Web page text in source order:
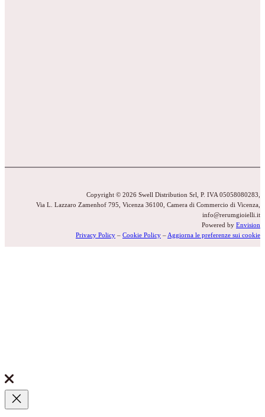
Copyright © 2026 Swell Distribution Srl, P. IVA 05058080283,
Via L. Lazzaro Zamenhof 795, Vicenza 36100, Camera di Commercio di Vicenza,
info@rerumgioielli.it
Powered by Envision
Privacy Policy – Cookie Policy – Aggiorna le preferenze sui cookie